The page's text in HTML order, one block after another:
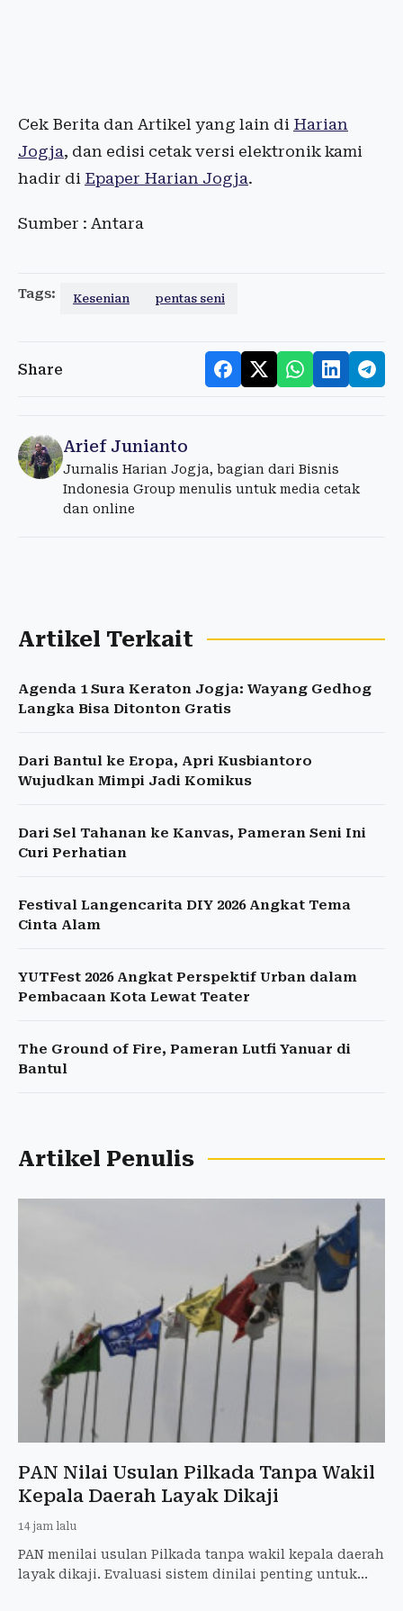
Cek Berita dan Artikel yang lain di Harian
Jogja, dan edisi cetak versi elektronik kami
hadir di Epaper Harian Jogja.
Sumber : Antara
Tags: Kesenian pentas seni
Share
Arief Junianto
Jurnalis Harian Jogja, bagian dari Bisnis
Indonesia Group menulis untuk media cetak
dan online
Artikel Terkait
Agenda 1 Sura Keraton Jogja: Wayang Gedhog
Langka Bisa Ditonton Gratis
Dari Bantul ke Eropa, Apri Kusbiantoro
Wujudkan Mimpi Jadi Komikus
Dari Sel Tahanan ke Kanvas, Pameran Seni Ini
Curi Perhatian
Festival Langencarita DIY 2026 Angkat Tema
Cinta Alam
YUTFest 2026 Angkat Perspektif Urban dalam
Pembacaan Kota Lewat Teater
The Ground of Fire, Pameran Lutfi Yanuar di
Bantul
Artikel Penulis
PAN Nilai Usulan Pilkada Tanpa Wakil
Kepala Daerah Layak Dikaji
14 jam lalu
PAN menilai usulan Pilkada tanpa wakil kepala daerah
layak dikaji. Evaluasi sistem dinilai penting untuk